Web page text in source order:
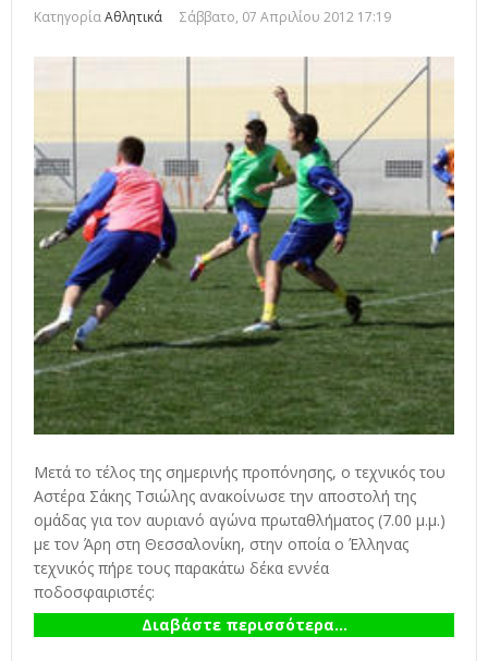
ΚατηγορίαΑθλητικά Σάββατο, 07 Απριλίου 2012 17:19
Μετά το τέλος της σημερινής προπόνησης, ο τεχνικός του
Αστέρα Σάκης Τσιώλης ανακοίνωσε την αποστολή της
ομάδας για τον αυριανό αγώνα πρωταθλήματος (7.00 μ.μ.)
με τον Άρη στη Θεσσαλονίκη, στην οποία ο Έλληνας
τεχνικός πήρε τους παρακάτω δέκα εννέα
ποδοσφαιριστές:
Διαβάστε περισσότερα...